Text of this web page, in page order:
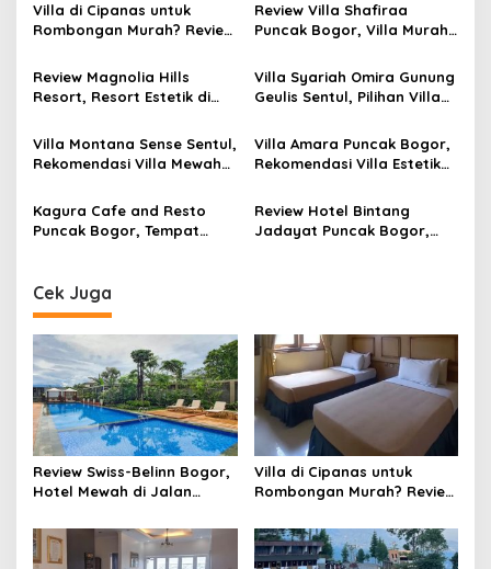
Villa di Cipanas untuk
Rombongan Murah? Review
Puncak dengan Private
Pool
Review Villa Shafiraa
Puncak Bogor, Villa Murah
dengan Kolam Renang
Private Dekat Kebun Teh
Review Magnolia Hills
Resort, Resort Estetik di
Infinity Pool View Gunung
Salak dan Pangrango
Villa Syariah Omira Gunung
Geulis Sentul, Pilihan Villa
View Perbukitan dan
Fasilitas Lengkap
Villa Montana Sense Sentul,
Rekomendasi Villa Mewah
View Pegunungan dan
Fasilitas Premium
Villa Amara Puncak Bogor,
Rekomendasi Villa Estetik
dengan View Pegunungan
Kagura Cafe and Resto
Puncak Bogor, Tempat
dan Menu Kuliner Lengkap
Review Hotel Bintang
Jadayat Puncak Bogor,
Cek Juga
Review Swiss-Belinn Bogor,
Hotel Mewah di Jalan
Villa di Cipanas untuk
Rombongan Murah? Review
Puncak dengan Private
Pool